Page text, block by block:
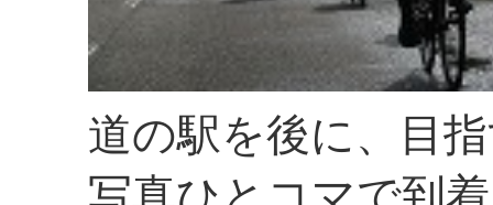
道の駅を後に、目